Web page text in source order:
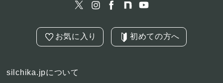
お気に入り 初めての方へ
silchika.jpについて